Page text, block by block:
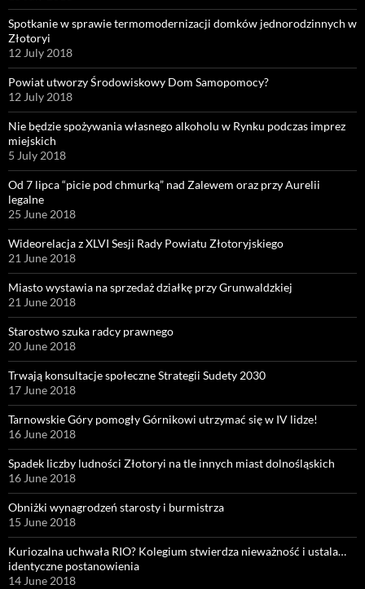
Spotkanie w sprawie termomodernizacji domków jednorodzinnych w
Złotoryi
12 July 2018
Powiat utworzy Środowiskowy Dom Samopomocy?
12 July 2018
Nie będzie spożywania własnego alkoholu w Rynku podczas imprez
miejskich
5 July 2018
Od 7 lipca “picie pod chmurką” nad Zalewem oraz przy Aurelii
legalne
25 June 2018
Wideorelacja z XLVI Sesji Rady Powiatu Złotoryjskiego
21 June 2018
Miasto wystawia na sprzedaż działkę przy Grunwaldzkiej
21 June 2018
Starostwo szuka radcy prawnego
20 June 2018
Trwają konsultacje społeczne Strategii Sudety 2030
17 June 2018
Tarnowskie Góry pomogły Górnikowi utrzymać się w IV lidze!
16 June 2018
Spadek liczby ludności Złotoryi na tle innych miast dolnośląskich
16 June 2018
Obniżki wynagrodzeń starosty i burmistrza
15 June 2018
Kuriozalna uchwała RIO? Kolegium stwierdza nieważność i ustala…
identyczne postanowienia
14 June 2018